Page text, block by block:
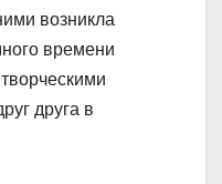
возникла
времени
друга в